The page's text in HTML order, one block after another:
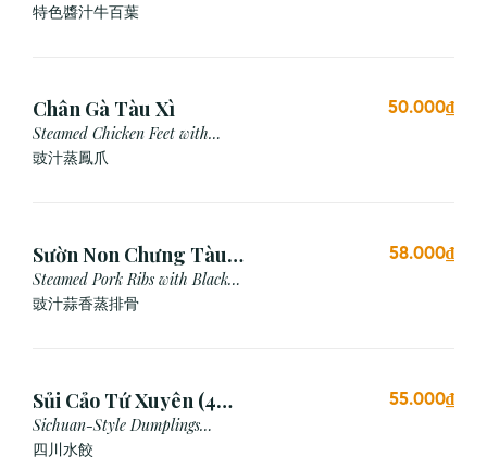
Special Sauce
特色醬汁牛百葉
Chân Gà Tàu Xì
Steamed Chicken Feet with
Black Bean Sauce
豉汁蒸鳳爪
50.000₫
Sườn Non Chưng Tàu
Xì Tỏi
Steamed Pork Ribs with Black
Bean & Garlic Sauce
豉汁蒜香蒸排骨
58.000₫
Sủi Cảo Tứ Xuyên (4
viên)
Sichuan-Style Dumplings
(Spicy)
四川水餃
55.000₫